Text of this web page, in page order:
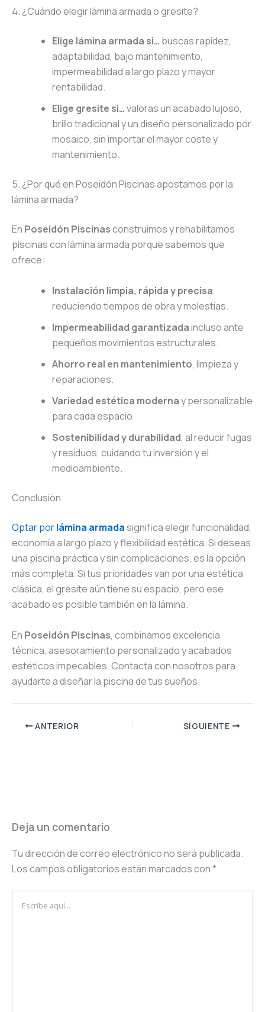
4. ¿Cuándo elegir lámina armada o gresite?
Elige lámina armada si… buscas rapidez,
adaptabilidad, bajo mantenimiento,
impermeabilidad a largo plazo y mayor
rentabilidad.
Elige gresite si…valoras un acabado lujoso,
brillo tradicional y un diseño personalizado por
mosaico, sin importar el mayor coste y
mantenimiento.
5. ¿Por qué en Poseidón Piscinas apostamos por la
lámina armada?
En Poseidón Piscinasconstruimos y rehabilitamos
piscinas con lámina armada porque sabemos que
ofrece:
Instalación limpia, rápida y precisa,
reduciendo tiempos de obra y molestias.
Impermeabilidad garantizadaincluso ante
pequeños movimientos estructurales.
Ahorro real en mantenimiento, limpieza y
reparaciones.
Variedad estética modernay personalizable
para cada espacio.
Sostenibilidad y durabilidad, al reducir fugas
y residuos, cuidando tu inversión y el
medioambiente.
Conclusión
Optar porlámina armadasignifica elegir funcionalidad,
economía a largo plazo y flexibilidad estética. Si deseas
una piscina práctica y sin complicaciones, es la opción
más completa. Si tus prioridades van por una estética
clásica, el gresite aún tiene su espacio, pero ese
acabado es posible también en la lámina.
En Poseidón Piscinas, combinamos excelencia
técnica, asesoramiento personalizado y acabados
estéticos impecables. Contacta con nosotros para
ayudarte a diseñar la piscina de tus sueños.
ANTERIOR SIGUIENTE
Deja un comentario
Tu dirección de correo electrónico no será publicada.
Los campos obligatorios están marcados con*
aquí...